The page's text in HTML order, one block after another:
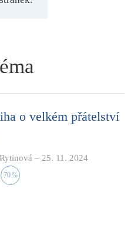
o velkém přátelství
– 25. 11. 2024
70%